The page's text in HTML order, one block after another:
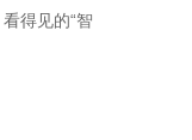
得见的“智